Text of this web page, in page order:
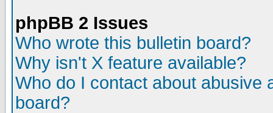
phpBB 2 Issues
Who wrote this bulletin board?
Why isn't X feature available?
Who do I contact about abusive
board?